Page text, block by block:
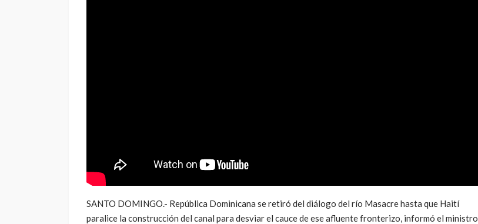
SANTO DOMINGO.- República Dominicana se retiró del diálogo del río Masacre hasta que Haití
paralice la construcción del canal para desviar el cauce de ese afluente fronterizo, informó el ministro